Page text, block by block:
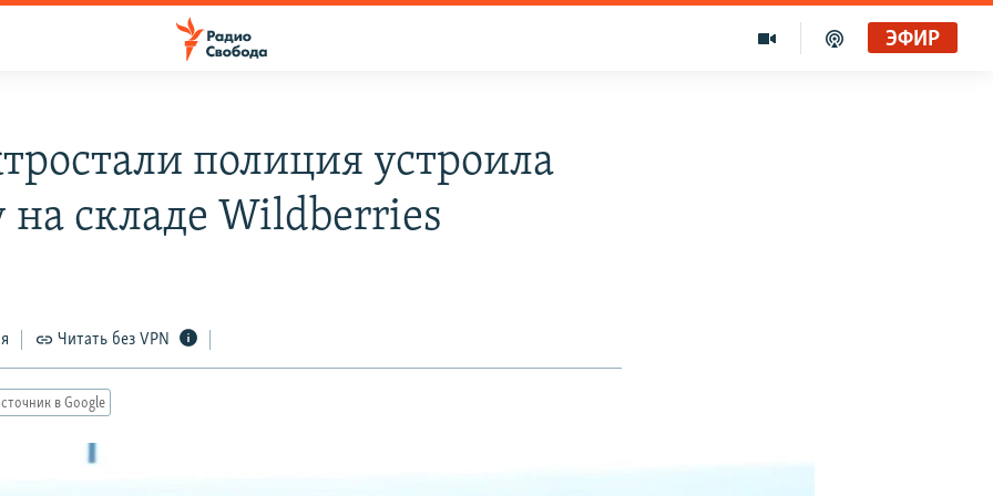
ЭФИР
полиция устроила
на складе Wildberries
Читать без VPN
в Google